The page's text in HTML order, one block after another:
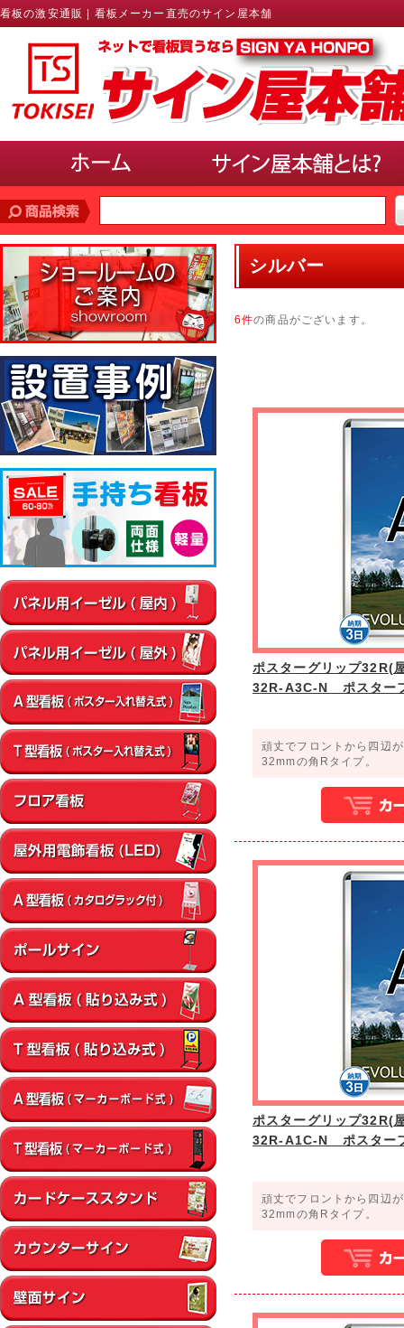
看板の激安通販 | 看板メーカー直売のサイン屋本舗
価格帯で探す
10,000円未満
10,000円〜20,000円
20,000円〜30,000円
30,000円〜40,000円
40,000円〜50,000円 50,000円以上
サインのサイズで選ぶ(ポスター、パネル)
A3以下
B3・A2・B2 A1・B1
使用場所で選ぶ
▼屋内
通路
店内・フロア 卓上・カウンター
▼屋外
店舗前
イベント会場 エントランス
シルバー
6件の商品がございます。
ポスターグリップ32R(
32R-A3C-N ポスター
頑丈でフロントから四辺
32mmの角Rタイプ。
ポスターグリップ32R(
32R-A1C-N ポスター
頑丈でフロントから四辺
32mmの角Rタイプ。